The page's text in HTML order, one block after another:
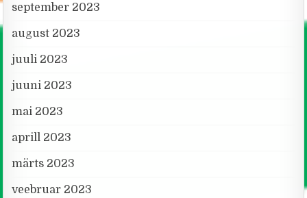
september 2023
august 2023
juuli 2023
juuni 2023
mai 2023
aprill 2023
märts 2023
veebruar 2023